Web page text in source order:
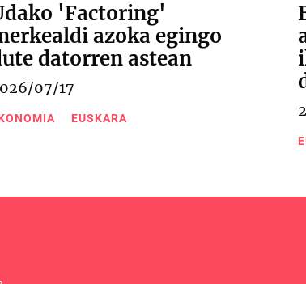
'Factoring'
azoka egingo
datorren astean
07/17
EUSKARA